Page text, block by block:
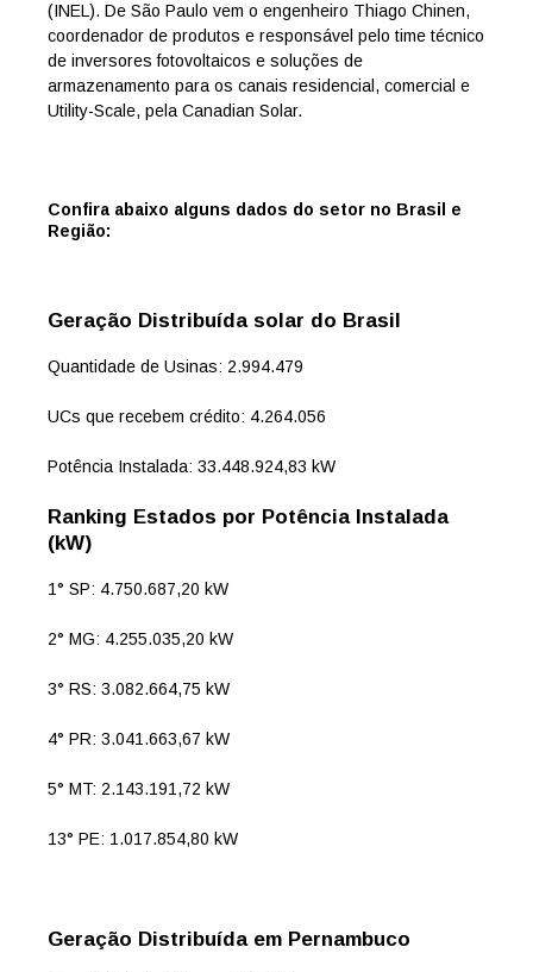
(INEL). De São Paulo vem o engenheiro Thiago Chinen,
coordenador de produtos e responsável pelo time técnico
de inversores fotovoltaicos e soluções de
armazenamento para os canais residencial, comercial e
Utility-Scale, pela Canadian Solar.
Confira abaixo alguns dados do setor no Brasil e
Região:
Geração Distribuída solar do Brasil
Quantidade de Usinas: 2.994.479
UCs que recebem crédito: 4.264.056
Potência Instalada: 33.448.924,83 kW
Ranking Estados por Potência Instalada
(kW)
1° SP: 4.750.687,20 kW
2° MG: 4.255.035,20 kW
3° RS: 3.082.664,75 kW
4° PR: 3.041.663,67 kW
5° MT: 2.143.191,72 kW
13° PE: 1.017.854,80 kW
Geração Distribuída em Pernambuco